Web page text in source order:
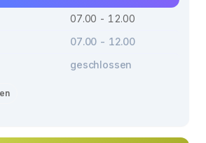
07.00 - 12.00
07.00 - 12.00
geschlossen